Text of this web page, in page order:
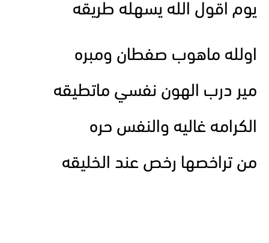
يوم اقول الله يسهله طريقه
اولله ماهوب صفطان ومبره
مير درب الهون نفسي ماتطيقه
الكرامه غاليه والنفس حره
من تراخصها رخص عند الخليقه